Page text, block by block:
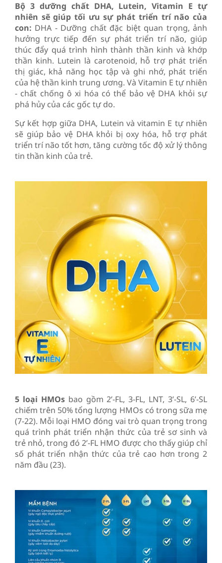
Bộ 3 dưỡng chất DHA, Lutein, Vitamin E tự
nhiên sẽ giúp tối ưu sự phát triển trí não của
con: DHA - Dưỡng chất đặc biệt quan trọng, ảnh
hưởng trực tiếp đến sự phát triển trí não, giúp
thúc đẩy quá trình hình thành thần kinh và khớp
thần kinh. Lutein là carotenoid, hỗ trợ phát triển
thị giác, khả năng học tập và ghi nhớ, phát triển
của hệ thần kinh trung ương. Và Vitamin E tự nhiên
- chất chống ô xi hóa có thể bảo vệ DHA khỏi sự
phá hủy của các gốc tự do.
Sự kết hợp giữa DHA, Lutein và vitamin E tự nhiên
sẽ giúp bảo vệ DHA khỏi bị oxy hóa, hỗ trợ phát
triển trí não tốt hơn, tăng cường tốc độ xử lý thông
tin thần kinh của trẻ.
5 loại HMOsbao gồm 2’-FL, 3-FL, LNT, 3’-SL, 6’-SL
chiếm trên 50% tổng lượng HMOs có trong sữa mẹ
(7-22). Mỗi loại HMO đóng vai trò quan trọng trong
quá trình phát triển nhận thức của trẻ sơ sinh và
trẻ nhỏ, trong đó 2’-FL HMO được cho thấy giúp chỉ
số phát triển nhận thức của trẻ cao hơn trong 2
năm đầu (23).